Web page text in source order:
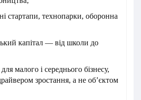
стартапи, технопарки, оборонна
капітал — від школи до
малого і середнього бізнесу,
зростання, а не об’єктом